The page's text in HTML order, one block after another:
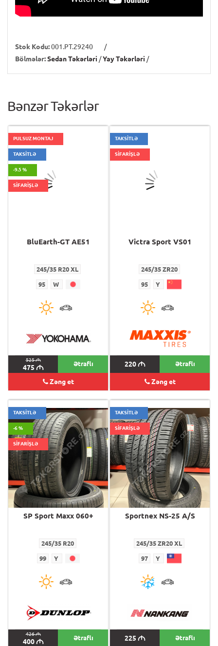
Stok Kodu:001.PT.29240
/
Bölmələr:Sedan Təkərləri /Yay Təkərləri /
Bənzər Təkərlər
PULSUZ MONTAJ
TAKSİTLƏ
-9.5 %
SİFARİŞLƏ
BluEarth-GT AE51
245/35 R20 XL
95 W
525M
475 M Ətraflı
Zəng et
TAKSİTLƏ
SİFARİŞLƏ
Victra Sport VS01
245/35 ZR20
95 Y
220M Ətraflı
Zəng et
TAKSİTLƏ
-6 %
SİFARİŞLƏ
SP Sport Maxx 060+
245/35 R20
99 Y
426M
400M Ətraflı
TAKSİTLƏ
SİFARİŞLƏ
Sportnex NS-25 A/S
245/35 ZR20 XL
97 Y
225 M Ətraflı